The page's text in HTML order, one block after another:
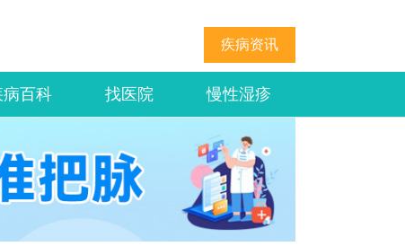
疾病资讯
病百科 找医院 慢性湿疹